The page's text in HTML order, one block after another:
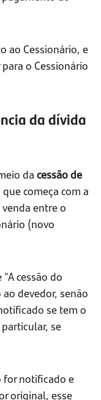
ao Cessionário, e
o Cessionário
da dívida
dacessão de
começa com a
entre o
(novo
cessão do
devedor, senão
se tem o
se
for notificado e
original, esse